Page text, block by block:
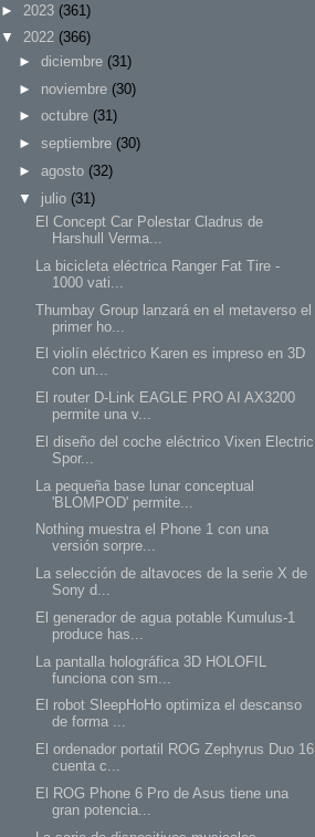
► 2023 (361)
▼
2022 (366)
► diciembre (31)
► noviembre (30)
► octubre (31)
► septiembre (30)
► agosto (32)
▼
julio (31)
El Concept Car Polestar Cladrus de
Harshull Verma...
La bicicleta eléctrica Ranger Fat Tire -
1000 vati...
Thumbay Group lanzará en el metaverso el
primer ho...
El violín eléctrico Karen es impreso en 3D
con un...
El router D-Link EAGLE PRO AI AX3200
permite una v...
El diseño del coche eléctrico Vixen Electric
Spor...
La pequeña base lunar conceptual
'BLOMPOD' permite...
Nothing muestra el Phone 1 con una
versión sorpre...
La selección de altavoces de la serie X de
Sony d...
El generador de agua potable Kumulus-1
produce has...
La pantalla holográfica 3D HOLOFIL
funciona con sm...
El robot SleepHoHo optimiza el descanso
de forma ...
El ordenador portatil ROG Zephyrus Duo 16
cuenta c...
El ROG Phone 6 Pro de Asus tiene una
gran potencia...